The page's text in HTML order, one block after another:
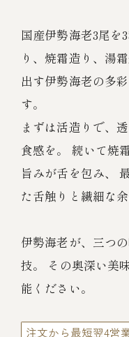
(中納
鉄板焼ひかり
お弁当（冷
ギフト/贈
～￥2,999
国産伊勢海老3尾を
り、焼霜造り、湯
出す伊勢海老の多
す。
まずは活造りで、
食感を。 続いて焼
旨みが舌を包み、
た舌触りと繊細な
伊勢海老が、三つ
技。 その奥深い美
能ください。
注文から最短翌4営